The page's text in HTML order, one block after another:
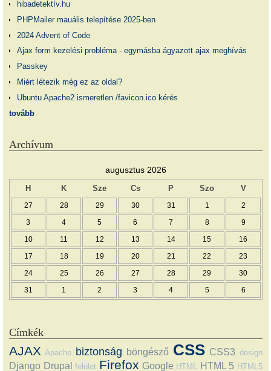
hibadetektív.hu
PHPMailer mauális telepítése 2025-ben
2024 Advent of Code
Ajax form kezelési probléma - egymásba ágyazott ajax meghívás
Passkey
Miért létezik még ez az oldal?
Ubuntu Apache2 ismeretlen /favicon.ico kérés
tovább
Archívum
augusztus 2026
H K Sze Cs P Szo V
27 28 29 30 31 1 2
3 4 5 6 7 8 9
10 11 12 13 14 15 16
17 18 19 20 21 22 23
24 25 26 27 28 29 30
31 1 2 3 4 5 6
Címkék
AJAX Apache biztonság böngésző CSS CSS3 design
Django Drupal felület Firefox Google HTML HTML 5 HTML5